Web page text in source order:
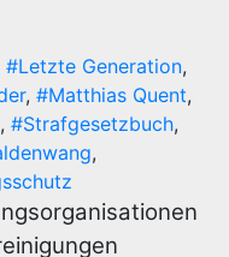
#Letzte Generation,
, #Matthias Quent,
, #Strafgesetzbuch,
,